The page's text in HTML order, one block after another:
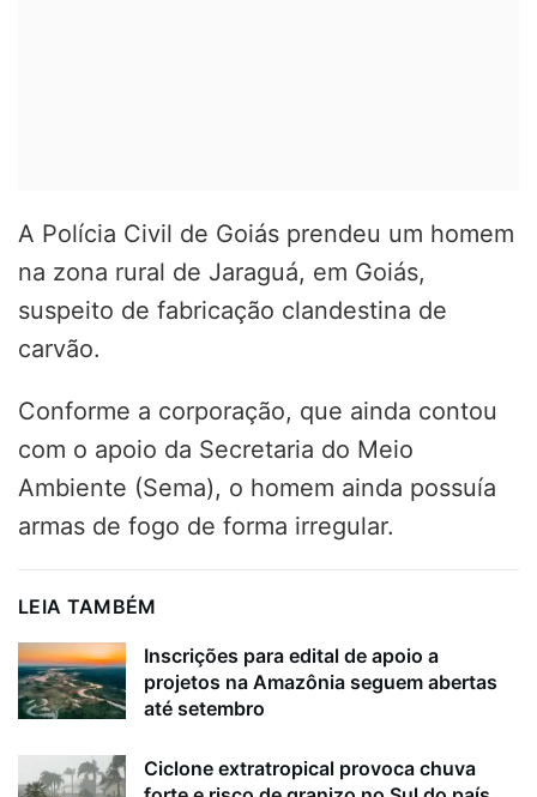
A Polícia Civil de Goiás prendeu um homem
na zona rural de Jaraguá, em Goiás,
suspeito de fabricação clandestina de
carvão.
Conforme a corporação, que ainda contou
com o apoio da Secretaria do Meio
Ambiente (Sema), o homem ainda possuía
armas de fogo de forma irregular.
LEIA TAMBÉM
Inscrições para edital de apoio a
projetos na Amazônia seguem abertas
até setembro
Ciclone extratropical provoca chuva